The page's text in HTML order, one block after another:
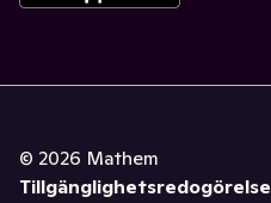
© 2026 Mathem
Tillgänglighetsredogörelse